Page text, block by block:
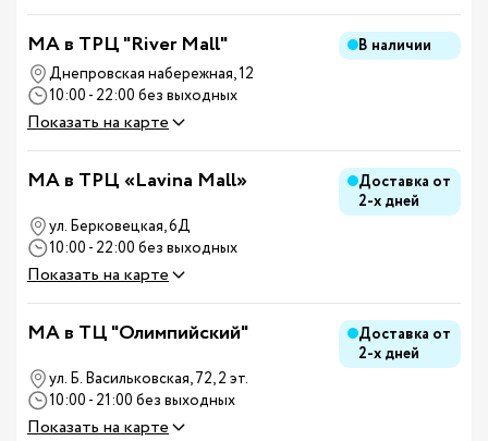
MA в ТРЦ "River Mall"
В наличии
Днепровская набережная, 12
10:00 - 22:00 без выходных
Показать на карте
MA в ТРЦ «Lavina Mall»
Доставка от
2-х дней
ул. Берковецкая, 6Д
10:00 - 22:00 без выходных
Показать на карте
MA в ТЦ "Олимпийский"
Доставка от
2-х дней
ул. Б. Васильковская, 72, 2 эт.
10:00 - 21:00 без выходных
Показать на карте